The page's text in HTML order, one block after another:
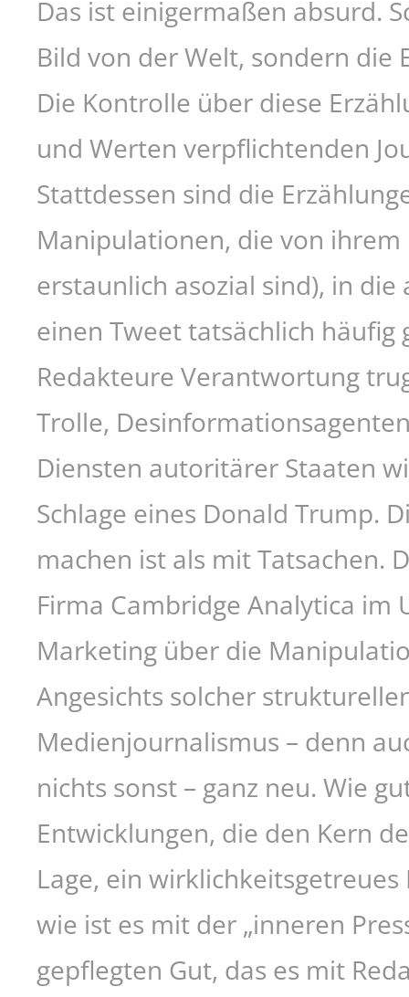
Das ist einigermaßen absurd.
Bild von der Welt, sondern die
Die Kontrolle über diese
und Werten verpflichtenden
Stattdessen sind die
Manipulationen, die von ihrem
erstaunlich asozial sind), in
einen Tweet tatsächlich häufig
Redakteure Verantwortung
Trolle,
Diensten autoritärer Staaten
Schlage eines Donald Trump.
machen ist als mit Tatsachen.
Firma Cambridge Analytica im
Marketing über die
Angesichts solcher
Medienjournalismus – denn
nichts sonst – ganz neu. Wie
Entwicklungen, die den Kern
Lage, ein
wie ist es mit der „inneren
gepflegten Gut, das es mit